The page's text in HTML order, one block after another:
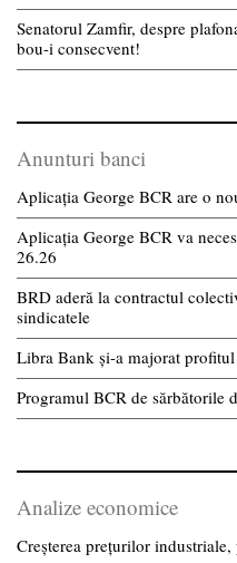
Senatorul Zamfir, despre
bou-i consecvent!
Anunturi banci
Aplicația George BCR are o
Aplicația George BCR va
26.26
BRD aderă la contractul
sindicatele
Libra Bank și-a majorat
Programul BCR de sărbătorile
Analize economice
Creșterea prețurilor